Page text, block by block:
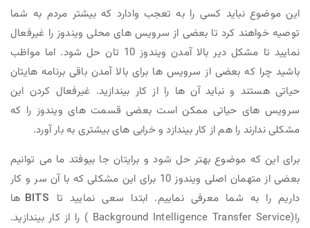
این موضوع نباید کسی را به تعجب وادارد که بیشتر مردم به شما
توصیه خواهند کرد تا بعضی از سرویس های محلی ویندوز را غیرفعال
نمایید تا مشکل دیر بالا آمدن ویندوز 10 تان حل شود. اما مواظب
باشید چرا که بعضی از سرویس ها برای بالا آمدن باقی برنامه هایتان
حیاتی هستند و نباید آن ها را از کار بیندازید. غیرفعال کردن این
سرویس های حیاتی ممکن است بعضی قسمت های ویندوز را که
مشکلی ندارند را هم از کار بیندازد و خرابی های بیشتری به بار آورد.
برای این که موضوع بهتر حل شود و برایتان جا بیوفتد ما می توانیم
بعضی از متهمان اصلی ویندوز 10 برای این مشکلی که با آن سر و کار
داریم را به شما معرفی نماییم. ابتدا سعی نمایید تا BITS ها
را(Background Intelligence Transfer Service ) را از کار بیندازید.